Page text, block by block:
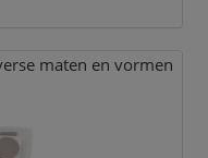
maten en vormen